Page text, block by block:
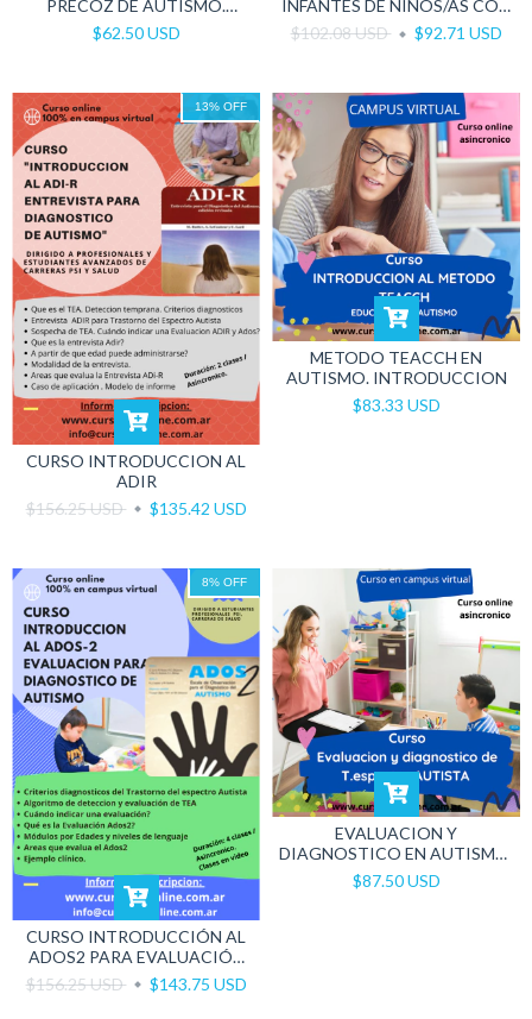
PRECOZ DE AUTISMO.
NUEVAS HERRAMIENTAS
CLÍNICAS
$62.50 USD
INFANTES DE NIÑOS/AS CON
AUTISMO
$102.08 USD $92.71 USD
13% OFF
CURSO INTRODUCCION AL
ADIR
$156.25 USD
$135.42 USD
METODO TEACCH EN
AUTISMO. INTRODUCCION
$83.33 USD
8% OFF
CURSO INTRODUCCIÓN AL
ADOS2 PARA EVALUACIÓN
DE AUTISMO
$156.25 USD $143.75 USD
EVALUACION Y
DIAGNOSTICO EN AUTISMO:
HERRAMIENTAS CLÍNICAS.
$87.50 USD